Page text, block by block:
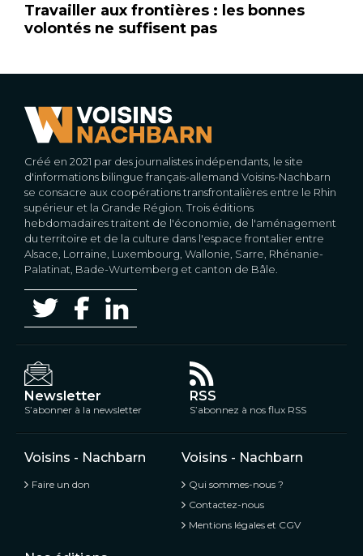
Travailler aux frontières : les bonnes
volontés ne suffisent pas
Créé en 2021 par des journalistes indépendants, le site
d'informations bilingue français-allemand Voisins-Nachbarn
se consacre aux coopérations transfrontalières entre le Rhin
supérieur et la Grande Région. Trois éditions
hebdomadaires traitent de l'économie, de l'aménagement
du territoire et de la culture dans l'espace frontalier entre
Alsace, Lorraine, Luxembourg, Wallonie, Sarre, Rhénanie-
Palatinat, Bade-Wurtemberg et canton de Bâle.
Newsletter
S’abonner à la newsletter
RSS
S’abonnez à nos flux RSS
Voisins - Nachbarn
Faire un don
Voisins - Nachbarn
Qui sommes-nous ?
Contactez-nous
Mentions légales et CGV